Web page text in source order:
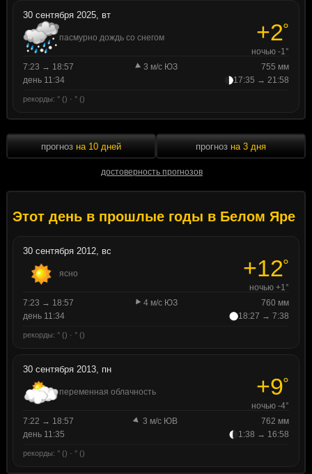
30 сентября 2025, вт
пасмурно дождь со снегом +2°
ночью -1°
7:23 → 18:57
3 м/с ЮЗ
755 мм
день 11:34
17:35 → 21:58
рекорды: ° () · ° ()
прогноз на 10 дней
достоверность прогнозов
прогноз на 3 дня
Этот день в прошлые годы в Белом Яре
30 сентября 2012, вс
ясно +12°
ночью +1°
7:23 → 18:57
4 м/с ЮЗ
760 мм
день 11:34
18:27 → 7:38
рекорды: ° () · ° ()
30 сентября 2013, пн
переменная облачность +9°
ночью -4°
7:22 → 18:57
3 м/с ЮВ
762 мм
день 11:35
1:38 → 16:58
рекорды: ° () · ° ()